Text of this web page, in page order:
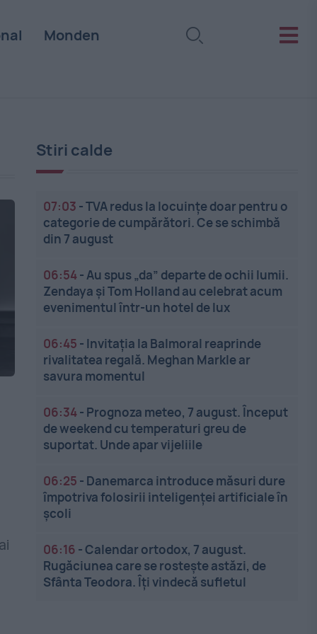
Monden
Stiri calde
07:03 -TVA redus la locuințe doar pentru o
categorie de cumpărători. Ce se schimbă
din 7 august
06:54-Au spus „da” departe de ochii lumii.
Zendaya și Tom Holland au celebrat acum
evenimentul într-un hotel de lux
06:45 - Invitația la Balmoral reaprinde
rivalitatea regală. Meghan Markle ar
savura momentul
06:34- Prognoza meteo, 7 august. Început
de weekend cu temperaturi greu de
suportat. Unde apar vijeliile
06:25 - Danemarca introduce măsuri dure
împotriva folosirii inteligenței artificiale în
școli
06:16 -Calendar ortodox, 7 august.
Rugăciunea care se rostește astăzi, de
Sfânta Teodora. Îți vindecă sufletul